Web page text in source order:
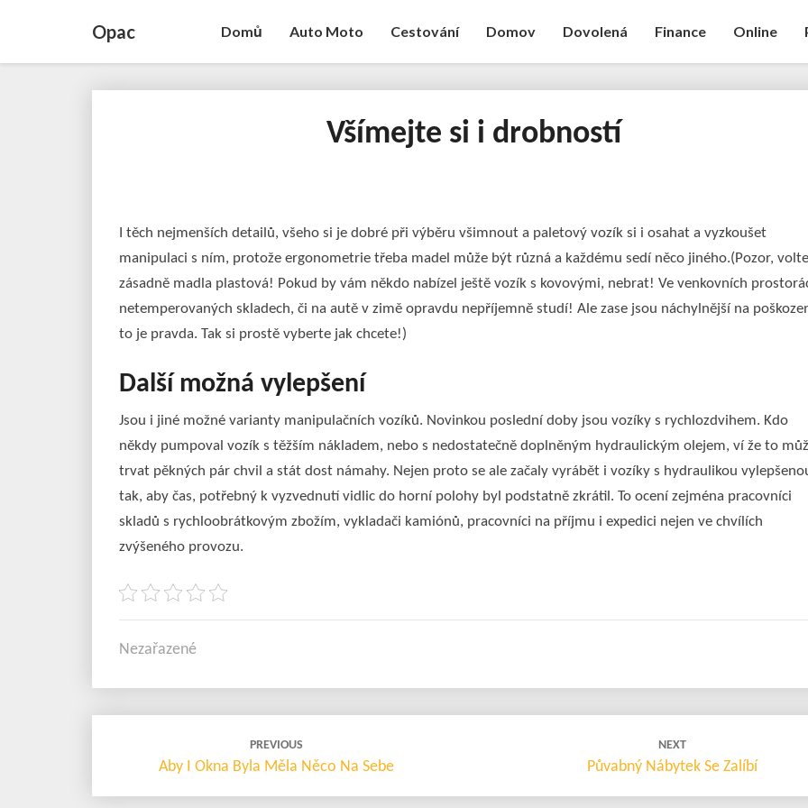
Opac Domů Auto Moto Cestování Domov Dovolená Finance Online
Všímejte
Všímejte si i drobností
I těch nejmenších detailů, všeho si je dobré při výběru všimnout a paletový vozík si i osahat a vyzkoušet
manipulaci s ním, protože ergonometrie třeba madel může být různá a každému sedí něco jiného.(Pozor, volte
zásadně madla plastová! Pokud by vám někdo nabízel ještě vozík s kovovými, nebrat! Ve venkovních
netemperovaných skladech, či na autě v zimě opravdu nepříjemně studí! Ale zase jsou náchylnější na
to je pravda. Tak si prostě vyberte jak chcete!)
Další možná vylepšení
Jsou i jiné možné varianty manipulačních vozíků. Novinkou poslední doby jsou vozíky s rychlozdvihem. Kdo
někdy pumpoval vozík s těžším nákladem, nebo s nedostatečně doplněným hydraulickým olejem, ví že to
trvat pěkných pár chvil a stát dost námahy. Nejen proto se ale začaly vyrábět i vozíky s hydraulikou
tak, aby čas, potřebný k vyzvednutí vidlic do horní polohy byl podstatně zkrátil. To ocení zejména pracovníci
skladů s rychloobrátkovým zbožím, vykladači kamiónů, pracovníci na příjmu i expedici nejen ve chvílích
zvýšeného provozu.
Nezařazené
navigation
PREVIOUS
Aby I Okna Byla Měla Něco Na Sebe
NEXT
Půvabný Nábytek Se Zalíbí